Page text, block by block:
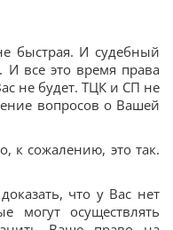
быстрая. И судебный
И все это время права
не будет. ТЦК и СП не
вопросов о Вашей
к сожалению, это так.
что у Вас нет
могут осуществлять